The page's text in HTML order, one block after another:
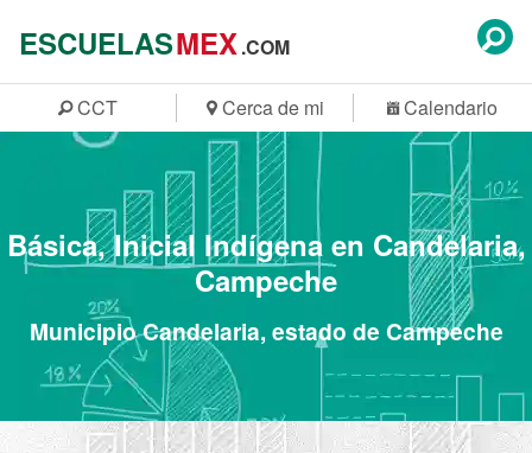
ESCUELASMEX.COM
CCT Cerca de mi Calendario
Básica, Inicial Indígena en Candelaria,
Campeche
Municipio Candelaria, estado de Campeche